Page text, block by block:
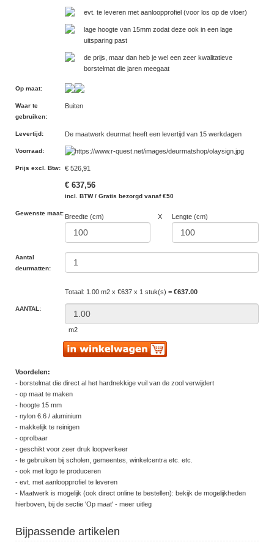
evt. te leveren met aanloopprofiel (voor los op de vloer)
lage hoogte van 15mm zodat deze ook in een lage
uitsparing past
de prijs, maar dan heb je wel een zeer kwalitatieve
borstelmat die jaren meegaat
Op maat:
Waar te
gebruiken:
Buiten
Levertijd : De maatwerk deurmat heeft een levertijd van 15 werkdagen
Voorraad :
Prijs excl. Btw: € 526,91
€ 637,56
incl. BTW / Gratis bezorgd vanaf €50
Gewenste maat: Breedte (cm) X Lengte (cm)
Aantal
deurmatten:
Totaal: 1.00 m2 x €637 x 1 stuk(s) = €637.00
AANTAL:
m2
Voordelen:
- borstelmat die direct al het hardnekkige vuil van de zool verwijdert
- op maat te maken
- hoogte 15 mm
- nylon 6.6 / aluminium
- makkelijk te reinigen
- oprolbaar
- geschikt voor zeer druk loopverkeer
- te gebruiken bij scholen, gemeentes, winkelcentra etc. etc.
- ook met logo te produceren
- evt. met aanloopprofiel te leveren
- Maatwerk is mogelijk (ook direct online te bestellen): bekijk de mogelijkheden
hierboven, bij de sectie 'Op maat' - meer uitleg
Bijpassende artikelen